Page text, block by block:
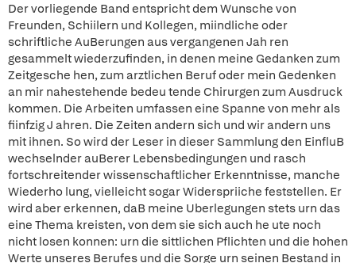
Der vorliegende Band entspricht dem Wunsche von
Freunden, Schiilern und Kollegen, miindliche oder
schriftliche AuBerungen aus vergangenen Jah ren
gesammelt wiederzufinden, in denen meine Gedanken zum
Zeitgesche hen, zum arztlichen Beruf oder mein Gedenken
an mir nahestehende bedeu tende Chirurgen zum Ausdruck
kommen. Die Arbeiten umfassen eine Spanne von mehr als
fiinfzig J ahren. Die Zeiten andern sich und wir andern uns
mit ihnen. So wird der Leser in dieser Sammlung den EinfluB
wechselnder auBerer Lebensbedingungen und rasch
fortschreitender wissenschaftlicher Erkenntnisse, manche
Wiederho lung, vielleicht sogar Widerspriiche feststellen. Er
wird aber erkennen, daB meine Uberlegungen stets urn das
eine Thema kreisten, von dem sie sich auch he ute noch
nicht losen konnen: urn die sittlichen Pflichten und die hohen
Werte unseres Berufes und die Sorge urn seinen Bestand in